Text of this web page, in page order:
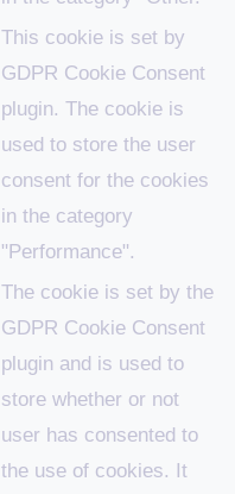
This cookie is set by
GDPR Cookie Consent
plugin. The cookie is
used to store the user
consent for the cookies
in the category
"Performance".
The cookie is set by the
GDPR Cookie Consent
plugin and is used to
store whether or not
user has consented to
the use of cookies. It